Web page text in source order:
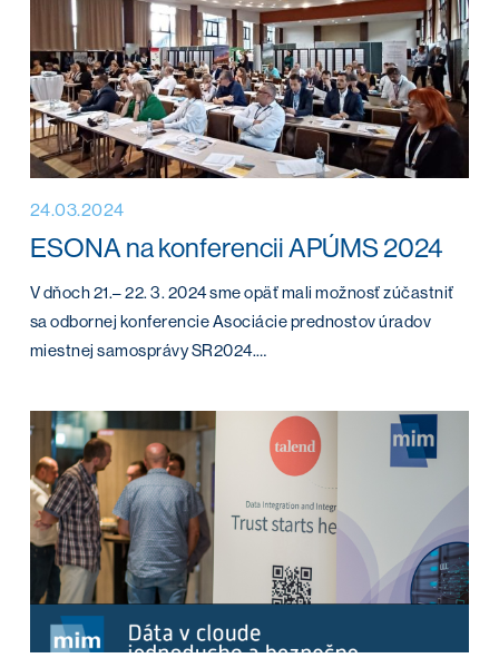
24.03.2024
ESONA na konferencii APÚMS 2024
V dňoch 21.– 22. 3. 2024 sme opäť mali možnosť zúčastniť
sa odbornej konferencie Asociácie prednostov úradov
miestnej samosprávy SR2024.…